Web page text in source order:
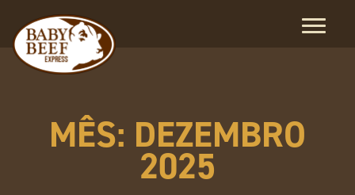
MÊS: DEZEMBRO
2025